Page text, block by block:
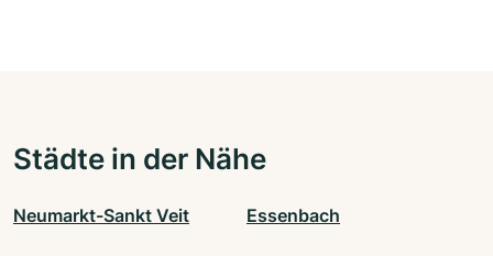
Städte in der Nähe
Neumarkt-Sankt Veit Essenbach